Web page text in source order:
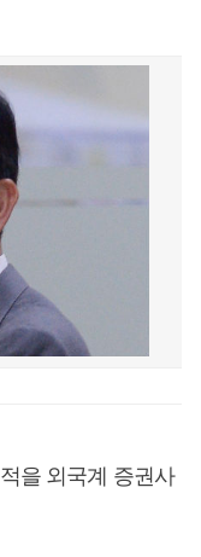
을 외국계 증권사